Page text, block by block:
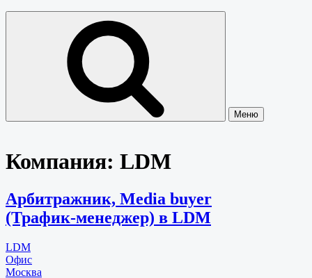
Меню
Компания: LDM
Арбитражник, Media buyer
(Трафик-менеджер) в LDM
LDM
Офис
Москва